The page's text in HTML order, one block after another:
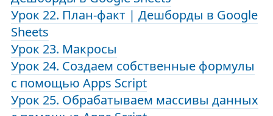
Урок 22. План-факт | Дешборды в Google
Sheets
Урок 23. Макросы
Урок 24. Создаем собственные формулы
с помощью Apps Script
Урок 25. Обрабатываем массивы данных